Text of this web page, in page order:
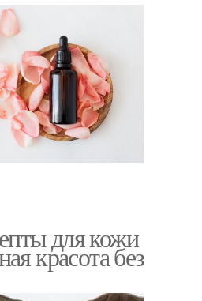
для кожи
красота без